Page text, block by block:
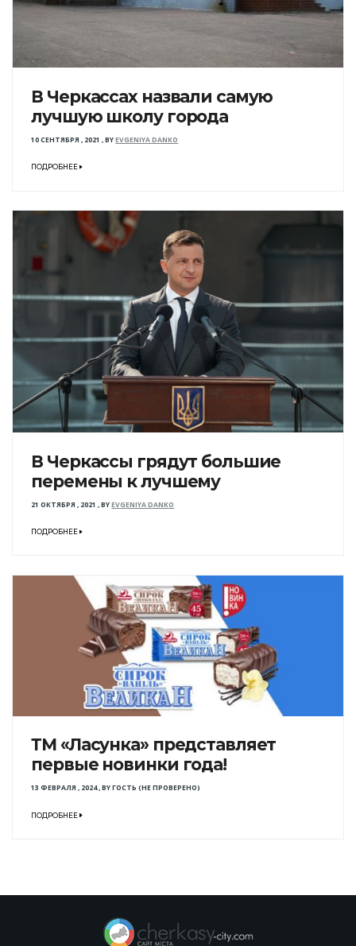
В Черкассах назвали самую
лучшую школу города
10 СЕНТЯБРЯ , 2021 ,BYEVGENIYA DANKO
ПОДРОБНЕЕ
В Черкассы грядут большие
перемены к лучшему
21 ОКТЯБРЯ , 2021 ,BYEVGENIYA DANKO
ПОДРОБНЕЕ
ТМ «Ласунка» представляет
первые новинки года!
13 ФЕВРАЛЯ , 2024,BYГОСТЬ (НЕ ПРОВЕРЕНО)
ПОДРОБНЕЕ